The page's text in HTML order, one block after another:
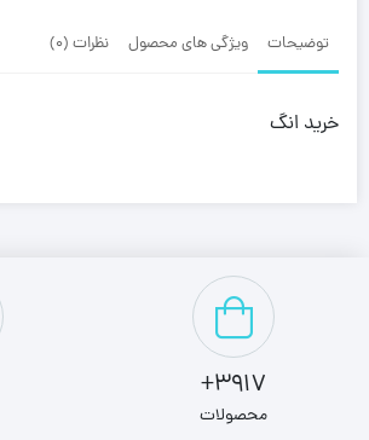
توضیحات ویژگی های محصول نظرات (0)
خرید انگ
3917+
محصولات